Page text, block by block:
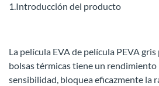
1.Introducción del producto
La película EVA de película PEVA
bolsas térmicas tiene un
sensibilidad, bloquea eficazmente la